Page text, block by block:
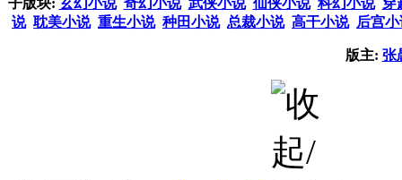
子版块: 玄幻小说 奇幻小说 武侠小说 仙侠小说 科幻小说 穿
说 耽美小说 重生小说 种田小说 总裁小说 高干小说 后宫
版主: 张